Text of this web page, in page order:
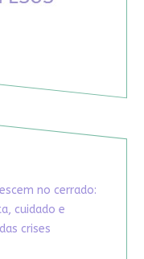
no cerrado:
cuidado e
crises